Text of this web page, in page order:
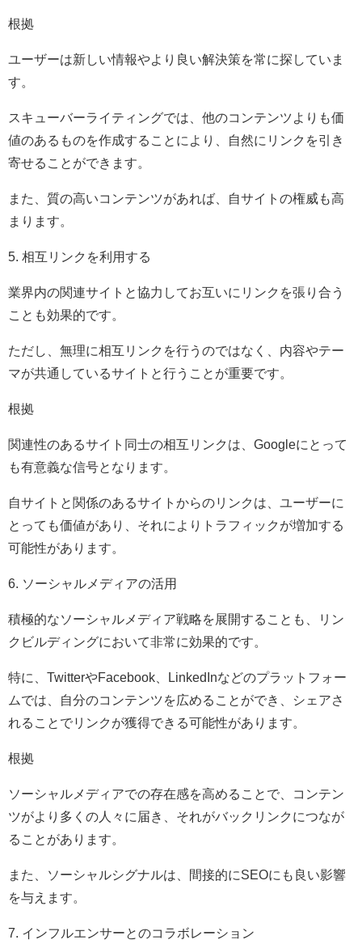
根拠
ユーザーは新しい情報やより良い解決策を常に探していま
す。
スキューバーライティングでは、他のコンテンツよりも価
値のあるものを作成することにより、自然にリンクを引き
寄せることができます。
また、質の高いコンテンツがあれば、自サイトの権威も高
まります。
5. 相互リンクを利用する
業界内の関連サイトと協力してお互いにリンクを張り合う
ことも効果的です。
ただし、無理に相互リンクを行うのではなく、内容やテー
マが共通しているサイトと行うことが重要です。
根拠
関連性のあるサイト同士の相互リンクは、Googleにとって
も有意義な信号となります。
自サイトと関係のあるサイトからのリンクは、ユーザーに
とっても価値があり、それによりトラフィックが増加する
可能性があります。
6. ソーシャルメディアの活用
積極的なソーシャルメディア戦略を展開することも、リン
クビルディングにおいて非常に効果的です。
特に、TwitterやFacebook、LinkedInなどのプラットフォー
ムでは、自分のコンテンツを広めることができ、シェアさ
れることでリンクが獲得できる可能性があります。
根拠
ソーシャルメディアでの存在感を高めることで、コンテン
ツがより多くの人々に届き、それがバックリンクにつなが
ることがあります。
また、ソーシャルシグナルは、間接的にSEOにも良い影響
を与えます。
7. インフルエンサーとのコラボレーション